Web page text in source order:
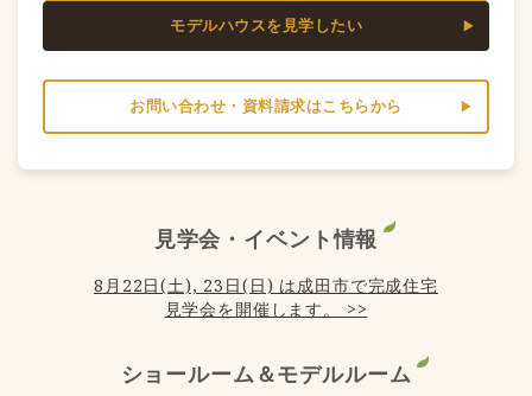
モデルハウスを見学したい
お問い合わせ・資料請求はこちらから
見学会・イベント情報
8月22日(土), 23日(日) は成田市で完成住宅
見学会を開催します。 >>
ショールーム＆モデルルーム